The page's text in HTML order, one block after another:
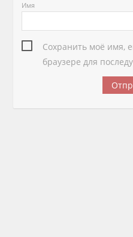
Имя
Сохранить моё имя,
браузере для